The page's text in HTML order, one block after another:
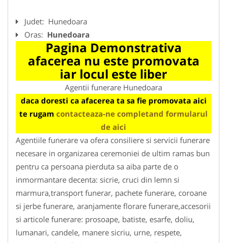
Judet: Hunedoara
Oras: Hunedoara
Pagina Demonstrativa
afacerea nu este promovata
iar locul este liber
Agentii funerare Hunedoara
daca doresti ca afacerea ta sa fie promovata aici
te rugam contacteaza-ne completand formularul
de aici
Agentiile funerare va ofera consiliere si servicii funerare
necesare in organizarea ceremoniei de ultim ramas bun
pentru ca persoana pierduta sa aiba parte de o
inmormantare decenta: sicrie, cruci din lemn si
marmura,transport funerar, pachete funerare, coroane
si jerbe funerare, aranjamente florare funerare,accesorii
si articole funerare: prosoape, batiste, esarfe, doliu,
lumanari, candele, manere sicriu, urne, respete,